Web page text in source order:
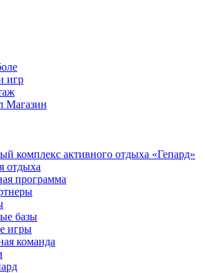
игр
Магазин
комплекс активного отдыха «Гепард»
отдыха
программа
базы
игры
команда